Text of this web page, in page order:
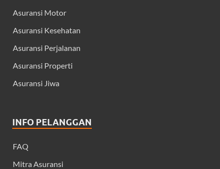
Asuransi Motor
Asuransi Kesehatan
Asuransi Perjalanan
Asuransi Properti
Asuransi Jiwa
INFO PELANGGAN
FAQ
Mitra Asuransi